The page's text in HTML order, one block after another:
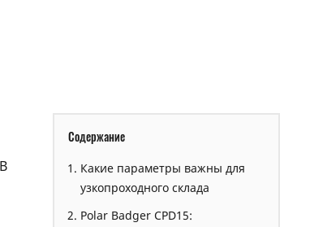
Содержание
Какие параметры важны для
узкопроходного склада
Polar Badger CPD15: